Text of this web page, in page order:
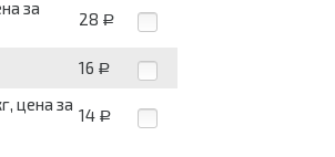
за
28 Р
16 Р
цена за
14 Р